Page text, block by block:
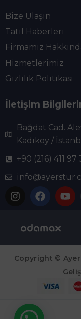
Bize Ulaşın
Tatil Haberleri
Firmamız
Hizmetlerimiz
Gizlilik Politikası
İletişim
Bağdat Cad.
Kadıkoy /
+90 (216) 411 97
Copyright ©